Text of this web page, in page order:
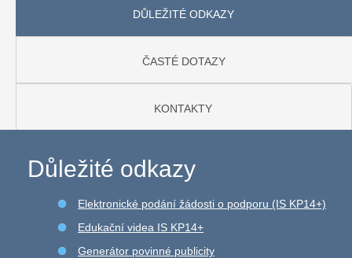
DŮLEŽITÉ ODKAZY
ČASTÉ DOTAZY
KONTAKTY
Důležité odkazy
Elektronické podání žádosti o podporu (IS KP14+)
Edukační videa IS KP14+
Generátor povinné publicity